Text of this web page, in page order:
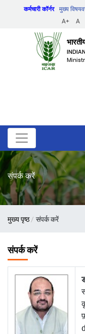
कर्मचारी कॉर्नर मुख्य
A+
A
संपर्क करें
पग
मुख्य पृष्ठ संपर्क करें
संपर्क करें